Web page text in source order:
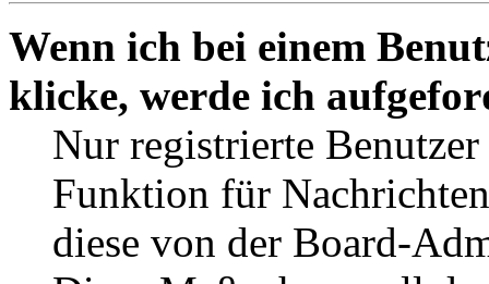
Wenn ich bei einem
klicke, werde ich
Nur registrierte
Funktion für
diese von der Board-